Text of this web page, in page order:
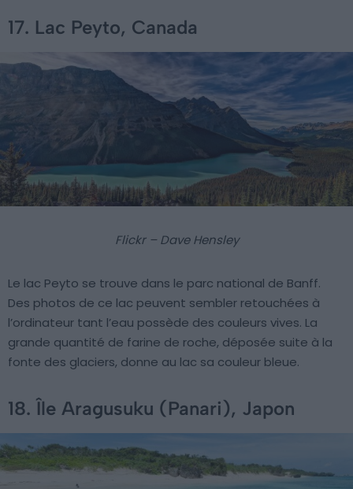
17. Lac Peyto, Canada
Flickr – Dave Hensley
Le lac Peyto se trouve dans le parc national de Banff.
Des photos de ce lac peuvent sembler retouchées à
l’ordinateur tant l’eau possède des couleurs vives. La
grande quantité de farine de roche, déposée suite à la
fonte des glaciers, donne au lac sa couleur bleue.
18. Île Aragusuku (Panari), Japon